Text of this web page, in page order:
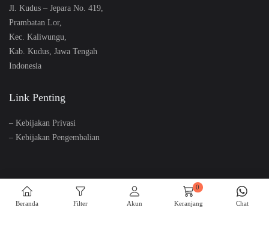
Jl. Kudus – Jepara No. 419,
Prambatan Lor,
Kec. Kaliwungu,
Kab. Kudus, Jawa Tengah
Indonesia
Link Penting
– Kebijakan Privasi
– Kebijakan Pengembalian
@Copyright Jago Sepeda. All Rights Reserved
Beranda Filter Akun
0
Keranjang Chat